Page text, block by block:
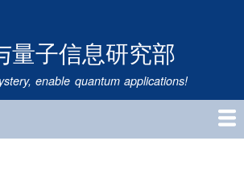
到
主
要
内
量子信息研究部
enable quantum applications!